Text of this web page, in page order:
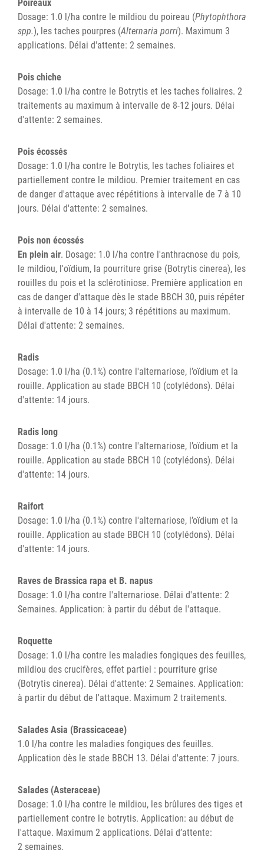
Poireaux
Dosage: 1.0 l/ha contre le mildiou du poireau (Phytophthora
spp.), les taches pourpres (Alternaria porri). Maximum 3
applications. Délai d'attente: 2 semaines.
Pois chiche
Dosage: 1.0 l/ha contre le Botrytis et les taches foliaires. 2
traitements au maximum à intervalle de 8-12 jours. Délai
d'attente: 2 semaines.
Pois écossés
Dosage: 1.0 l/ha contre le Botrytis, les taches foliaires et
partiellement contre le mildiou. Premier traitement en cas
de danger d'attaque avec répétitions à intervalle de 7 à 10
jours. Délai d'attente: 2 semaines.
Pois non écossés
En plein air. Dosage: 1.0 l/ha contre l'anthracnose du pois,
le mildiou, l'oïdium, la pourriture grise (Botrytis cinerea), les
rouilles du pois et la sclérotiniose. Première application en
cas de danger d'attaque dès le stade BBCH 30, puis répéter
à intervalle de 10 à 14 jours; 3 répétitions au maximum.
Délai d'attente: 2 semaines.
Radis
Dosage: 1.0 l/ha (0.1%) contre l'alternariose, l’oïdium et la
rouille. Application au stade BBCH 10 (cotylédons). Délai
d'attente: 14 jours.
Radis long
Dosage: 1.0 l/ha (0.1%) contre l'alternariose, l’oïdium et la
rouille. Application au stade BBCH 10 (cotylédons). Délai
d'attente: 14 jours.
Raifort
Dosage: 1.0 l/ha (0.1%) contre l'alternariose, l’oïdium et la
rouille. Application au stade BBCH 10 (cotylédons). Délai
d'attente: 14 jours.
Raves de Brassica rapa et B. napus
Dosage: 1.0 l/ha contre l'alternariose. Délai d'attente: 2
Semaines. Application: à partir du début de l'attaque.
Roquette
Dosage: 1.0 l/ha contre les maladies fongiques des feuilles,
mildiou des crucifères, effet partiel : pourriture grise
(Botrytis cinerea). Délai d'attente: 2 Semaines. Application:
à partir du début de l'attaque. Maximum 2 traitements.
Salades Asia (Brassicaceae)
1.0 l/ha contre les maladies fongiques des feuilles.
Application dès le stade BBCH 13. Délai d'attente: 7 jours.
Salades (Asteraceae)
Dosage: 1.0 l/ha contre le mildiou, les brûlures des tiges et
partiellement contre le botrytis. Application: au début de
l'attaque. Maximum 2 applications. Délai d’attente:
2 semaines.